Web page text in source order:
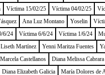
Víctima 15/02/25 Víctima 04/02/25
Ana Luz Montano Yoselin
6/24 Víctima 6/6/24 Víctima 1/6/24
Martínez Yenni Maritza Fuentes
Castellanos Diana Melissa Cabrara
Diana Elizabeth Galicia María Dolores de